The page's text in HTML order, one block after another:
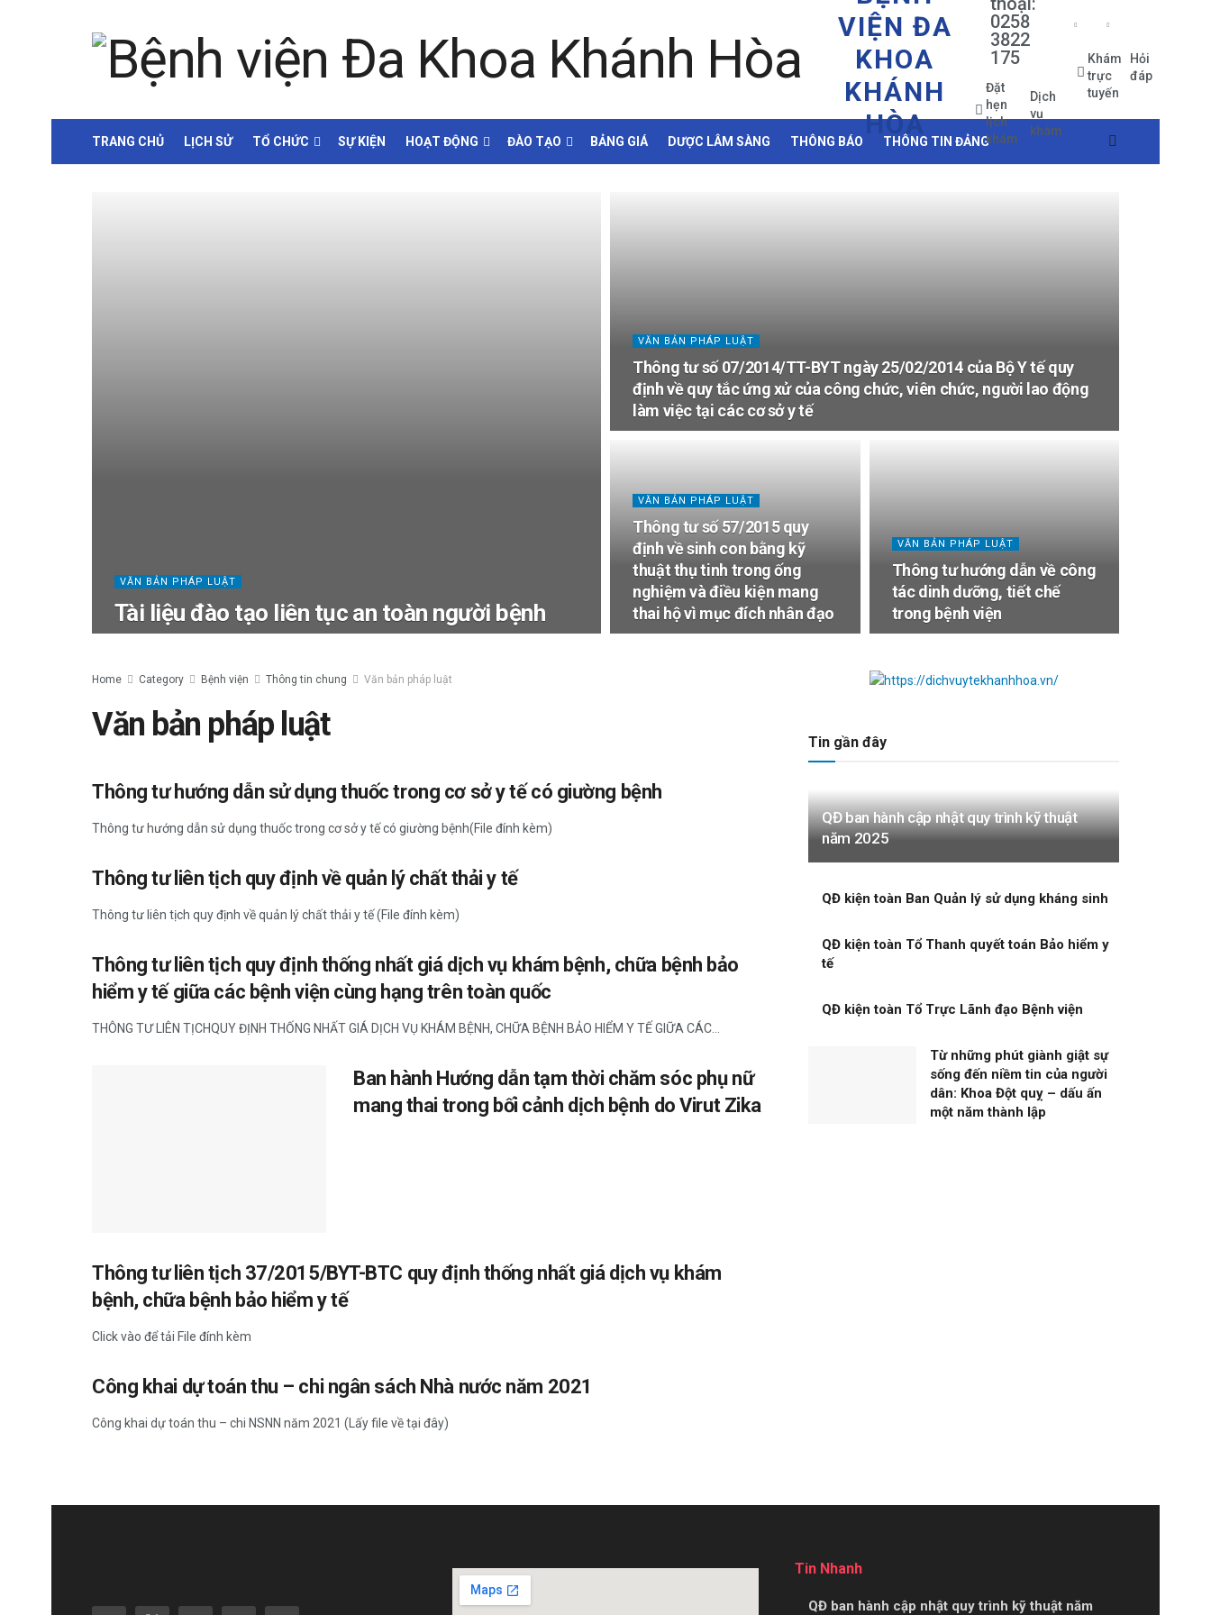
VIỆN ĐA
KHOA
KHÁNH
HÒA
0258
3822
175
Đặt
hẹn
lịch
khám
Dịch
vụ
khám
Khám
trực
tuyến
Hỏi
đáp
TRANG CHỦ LỊCH SỬ TỔ CHỨC SỰ KIỆN HOẠT ĐỘNG ĐÀO TẠO BẢNG GIÁ DƯỢC LÂM SÀNG THÔNG BÁO THÔNG TIN ĐẢNG
VĂN BẢN PHÁP LUẬT
Tài liệu đào tạo liên tục an toàn người bệnh
VĂN BẢN PHÁP LUẬT
Thông tư số 07/2014/TT-BYT ngày 25/02/2014 của Bộ Y tế quy
định về quy tắc ứng xử của công chức, viên chức, người lao động
làm việc tại các cơ sở y tế
VĂN BẢN PHÁP LUẬT
Thông tư số 57/2015 quy
định về sinh con bằng kỹ
thuật thụ tinh trong ống
nghiệm và điều kiện mang
thai hộ vì mục đích nhân đạo
VĂN BẢN PHÁP LUẬT
Thông tư hướng dẫn về công
tác dinh dưỡng, tiết chế
trong bệnh viện
Home Category Bệnh viện Thông tin chung Văn bản pháp luật
Văn bản pháp luật
Thông tư hướng dẫn sử dụng thuốc trong cơ sở y tế có giường bệnh
Thông tư hướng dẫn sử dụng thuốc trong cơ sở y tế có giường bệnh(File đính kèm)
Thông tư liên tịch quy định về quản lý chất thải y tế
Thông tư liên tịch quy định về quản lý chất thải y tế (File đính kèm)
Thông tư liên tịch quy định thống nhất giá dịch vụ khám bệnh, chữa bệnh bảo
hiểm y tế giữa các bệnh viện cùng hạng trên toàn quốc
THÔNG TƯ LIÊN TỊCHQUY ĐỊNH THỐNG NHẤT GIÁ DỊCH VỤ KHÁM BỆNH, CHỮA BỆNH BẢO HIỂM Y TẾ GIỮA CÁC...
Ban hành Hướng dẫn tạm thời chăm sóc phụ nữ
mang thai trong bối cảnh dịch bệnh do Virut Zika
Thông tư liên tịch 37/2015/BYT-BTC quy định thống nhất giá dịch vụ khám
bệnh, chữa bệnh bảo hiểm y tế
Click vào để tải File đính kèm
Công khai dự toán thu – chi ngân sách Nhà nước năm 2021
Công khai dự toán thu – chi NSNN năm 2021 (Lấy file về tại đây)
Tin gần đây
QĐ ban hành cập nhật quy trình kỹ thuật
năm 2025
QĐ kiện toàn Ban Quản lý sử dụng kháng sinh
QĐ kiện toàn Tổ Thanh quyết toán Bảo hiểm y
tế
QĐ kiện toàn Tổ Trực Lãnh đạo Bệnh viện
Từ những phút giành giật sự
sống đến niềm tin của người
dân: Khoa Đột quỵ – dấu ấn
một năm thành lập
Tin Nhanh
QĐ ban hành cập nhật quy trình kỹ thuật năm